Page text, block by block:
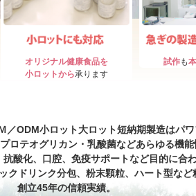
オリジナル健康食品を
小ロットから承ります
試作も
ODM小ロット大ロット短納期製造はパワ
テオグリカン・乳酸菌などあらゆる機
酸化、口腔、免疫サポートなど目的に合
ドリンク分包、粉末顆粒、ハート型など
創立45年の信頼実績。